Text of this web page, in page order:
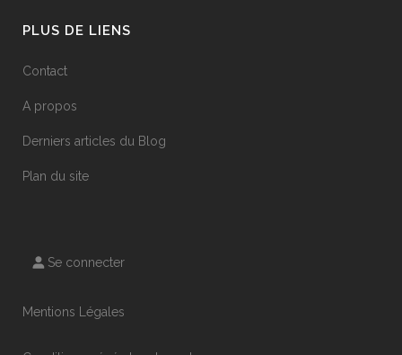
PLUS DE LIENS
Contact
A propos
Derniers articles du Blog
Plan du site
Se connecter
Mentions Légales